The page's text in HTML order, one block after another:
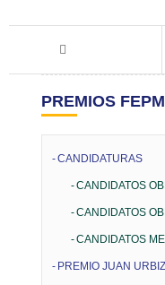
PREMIOS
CANDIDATURAS
CANDIDATOS
CANDIDATOS
CANDIDATOS
PREMIO JUAN